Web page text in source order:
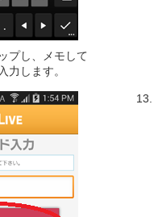
プし、メモして
力します。
13.